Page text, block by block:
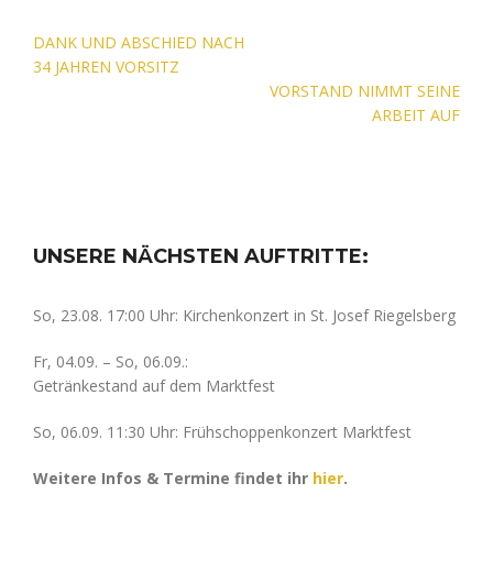
Beitragsnavigation
DANK UND ABSCHIED NACH
34 JAHREN VORSITZ
VORSTAND NIMMT SEINE
ARBEIT AUF
UNSERE NÄCHSTEN AUFTRITTE:
So, 23.08. 17:00 Uhr: Kirchenkonzert in St. Josef Riegelsberg
Fr, 04.09. – So, 06.09.:
Getränkestand auf dem Marktfest
So, 06.09. 11:30 Uhr: Frühschoppenkonzert Marktfest
Weitere Infos & Termine findet ihr hier.